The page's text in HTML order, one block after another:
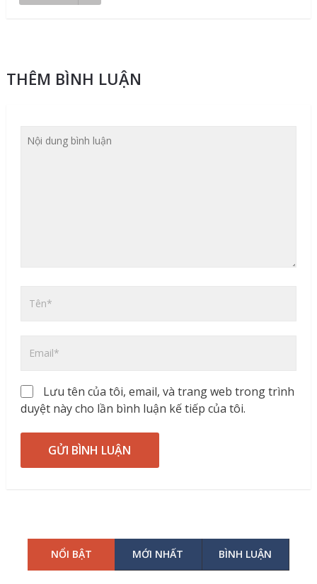
THÊM BÌNH LUẬN
Lưu tên của tôi, email, và trang web trong trình
duyệt này cho lần bình luận kế tiếp của tôi.
NỔI BẬT MỚI NHẤT BÌNH LUẬN